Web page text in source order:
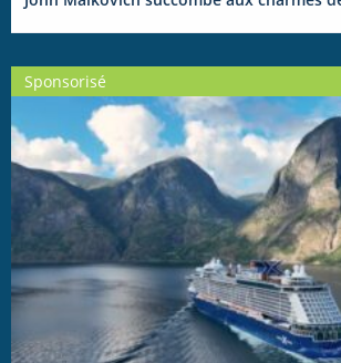
Sponsorisé